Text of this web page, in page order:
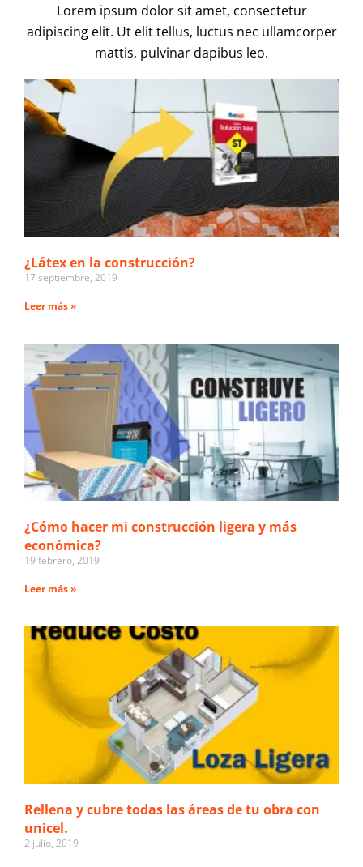
Lorem ipsum dolor sit amet, consectetur
adipiscing elit. Ut elit tellus, luctus nec ullamcorper
mattis, pulvinar dapibus leo.
¿Látex en la construcción?
17 septiembre, 2019
Leer más »
¿Cómo hacer mi construcción ligera y más
económica?
19 febrero, 2019
Leer más »
Rellena y cubre todas las áreas de tu obra con
unicel.
2 julio, 2019